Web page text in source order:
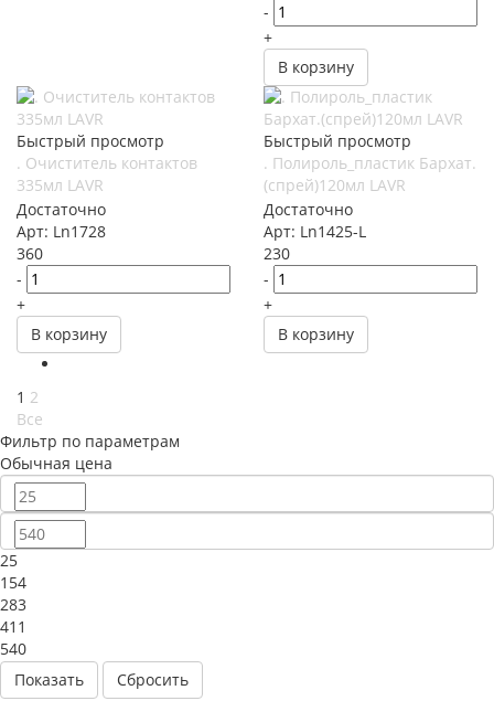
-
+
В корзину
Быстрый просмотр
. Очиститель контактов
335мл LAVR
Достаточно
Арт: Ln1728
360
-
+
В корзину
Быстрый просмотр
. Полироль_пластик Бархат.
(спрей)120мл LAVR
Достаточно
Арт: Ln1425-L
230
-
+
В корзину
1 2
Все
Фильтр по параметрам
Обычная цена
25
154
283
411
540
Сбросить